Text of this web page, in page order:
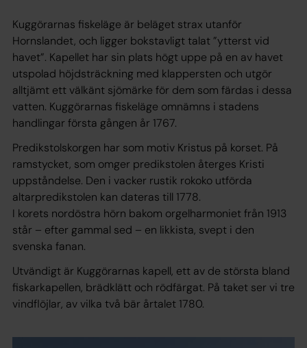
Kuggörarnas fiskeläge är beläget strax utanför
Hornslandet, och ligger bokstavligt talat ”ytterst vid
havet”. Kapellet har sin plats högt uppe på en av havet
utspolad höjdsträckning med klappersten och utgör
alltjämt ett välkänt sjömärke för dem som färdas i dessa
vatten. Kuggörarnas fiskeläge omnämns i stadens
handlingar första gången år 1767.
Predikstolskorgen har som motiv Kristus på korset. På
ramstycket, som omger predikstolen återges Kristi
uppståndelse. Den i vacker rustik rokoko utförda
altarpredikstolen kan dateras till 1778.
I korets nordöstra hörn bakom orgelharmoniet från 1913
står – efter gammal sed – en likkista, svept i den
svenska fanan.
Utvändigt är Kuggörarnas kapell, ett av de största bland
fiskarkapellen, brädklätt och rödfärgat. På taket ser vi tre
vindflöjlar, av vilka två bär årtalet 1780.